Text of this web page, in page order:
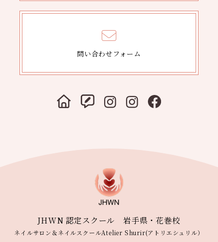
問い合わせフォーム
JHWN 認定スクール 岩手県・花巻校
ネイルサロン＆ネイルスクールAtelier Shurir(アトリエシュリル）